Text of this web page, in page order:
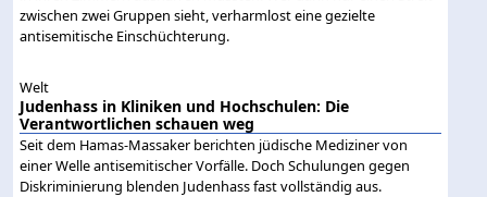
zwischen zwei Gruppen sieht, verharmlost eine gezielte
antisemitische Einschüchterung.
Welt
Judenhass in Kliniken und Hochschulen: Die
Verantwortlichen schauen weg
Seit dem Hamas-Massaker berichten jüdische Mediziner von
einer Welle antisemitischer Vorfälle. Doch Schulungen gegen
Diskriminierung blenden Judenhass fast vollständig aus.